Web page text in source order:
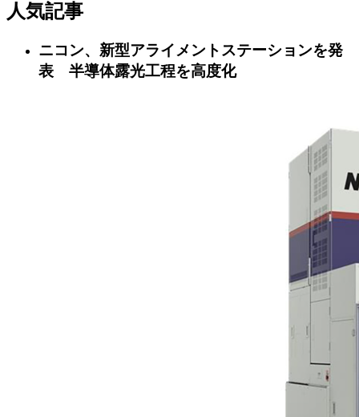
人気記事
ニコン、新型アライメントステーションを発
表 半導体露光工程を高度化